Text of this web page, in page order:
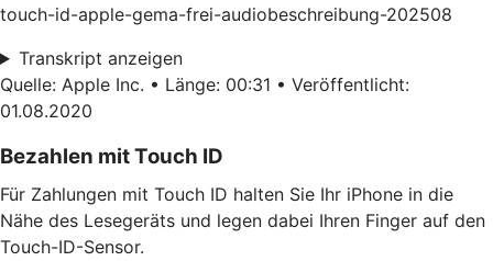
touch-id-apple-gema-frei-audiobeschreibung-202508
Transkript anzeigen
Quelle: Apple Inc. • Länge: 00:31 • Veröffentlicht:
01.08.2020
Bezahlen mit Touch ID
Für Zahlungen mit Touch ID halten Sie Ihr iPhone in die
Nähe des Lesegeräts und legen dabei Ihren Finger auf den
Touch-ID-Sensor.